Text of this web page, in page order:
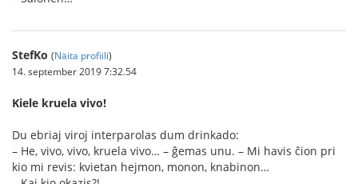
StefKo (Näita profiili)
14. september 2019 7:32.54
Kiele kruela vivo!
Du ebriaj viroj interparolas dum drinkado:
– He, vivo, vivo, kruela vivo… – ĝemas unu. – Mi havis ĉion pri
kio mi revis: kvietan hejmon, monon, knabinon…